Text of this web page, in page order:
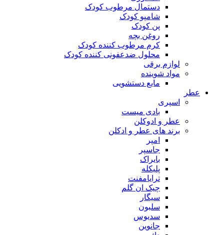
دستمال مرطوب کودک
شامپو کودک
پن کودک
روغن بچه
کرم مرطوب کننده کودک
محلول ضدعفونی کننده کودک
لوازم برقی
مواد شوینده
مایع دستشویی
عطر
اسپری
بادی میست
عطر و ادوکلن
برند های عطر و ادکلن
امپر
جاسپر
بایراک
پلیکله
ترایامفنت
چیک ان گلم
سیگار
سلبون
سدیوس
جانوین